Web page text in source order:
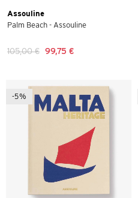
Assouline
Palm Beach - Assouline
105,00 € 99,75 €
-5%